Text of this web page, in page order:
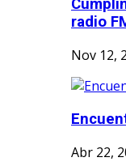
radio
Nov 12,
Abr 22,